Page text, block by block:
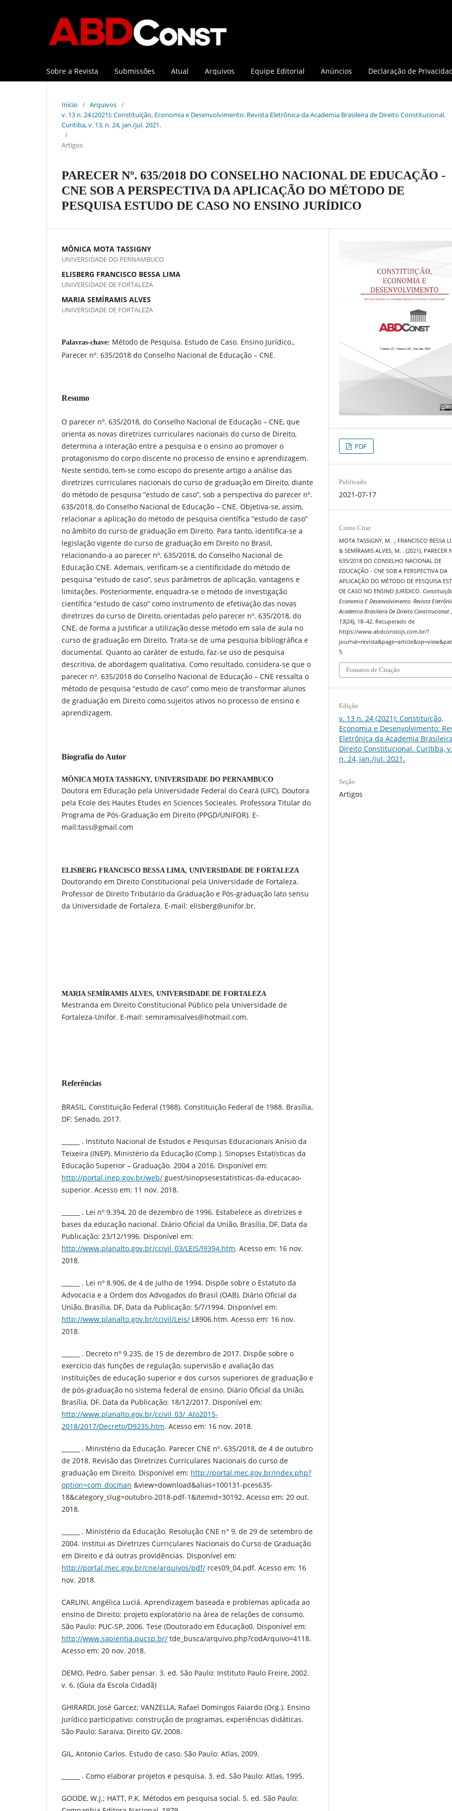
Sobre a Revista Submissões Atual Arquivos Equipe Editorial Anúncios Declaração de
Início / Arquivos /
v. 13 n. 24 (2021): Constituição, Economia e Desenvolvimento: Revista Eletrônica da Academia Brasileira de Direito Constitucional.
Curitiba, v. 13, n. 24, jan./jul. 2021.
/
Artigos
PARECER Nº. 635/2018 DO CONSELHO NACIONAL DE EDUCAÇÃO -
CNE SOB A PERSPECTIVA DA APLICAÇÃO DO MÉTODO DE
PESQUISA ESTUDO DE CASO NO ENSINO JURÍDICO
MÔNICA MOTA TASSIGNY
UNIVERSIDADE DO PERNAMBUCO
ELISBERG FRANCISCO BESSA LIMA
UNIVERSIDADE DE FORTALEZA
MARIA SEMÍRAMIS ALVES
UNIVERSIDADE DE FORTALEZA
Palavras-chave: Método de Pesquisa. Estudo de Caso. Ensino Jurídico.,
Parecer nº. 635/2018 do Conselho Nacional de Educação – CNE.
Resumo
O parecer nº. 635/2018, do Conselho Nacional de Educação – CNE, que
orienta as novas diretrizes curriculares nacionais do curso de Direito,
determina a interação entre a pesquisa e o ensino ao promover o
protagonismo do corpo discente no processo de ensino e aprendizagem.
Neste sentido, tem-se como escopo do presente artigo a análise das
diretrizes curriculares nacionais do curso de graduação em Direito, diante
do método de pesquisa “estudo de caso”, sob a perspectiva do parecer nº.
635/2018, do Conselho Nacional de Educação – CNE. Objetiva-se, assim,
relacionar a aplicação do método de pesquisa científica “estudo de caso”
no âmbito do curso de graduação em Direito. Para tanto, identifica-se a
legislação vigente do curso de graduação em Direito no Brasil,
relacionando-a ao parecer nº. 635/2018, do Conselho Nacional de
Educação CNE. Ademais, verificam-se a cientificidade do método de
pesquisa “estudo de caso”, seus parâmetros de aplicação, vantagens e
limitações. Posteriormente, enquadra-se o método de investigação
científica “estudo de caso” como instrumento de efetivação das novas
diretrizes do curso de Direito, orientadas pelo parecer nº. 635/2018, do
CNE, de forma a justificar a utilização desse método em sala de aula no
curso de graduação em Direito. Trata-se de uma pesquisa bibliográfica e
documental. Quanto ao caráter de estudo, faz-se uso de pesquisa
descritiva, de abordagem qualitativa. Como resultado, considera-se que o
parecer nº. 635/2018 do Conselho Nacional de Educação – CNE ressalta o
método de pesquisa “estudo de caso” como meio de transformar alunos
de graduação em Direito como sujeitos ativos no processo de ensino e
aprendizagem.
Biografia do Autor
MÔNICA MOTA TASSIGNY, UNIVERSIDADE DO PERNAMBUCO
Doutora em Educação pela Universidade Federal do Ceará (UFC). Doutora
pela Ecole des Hautes Etudes en Sciences Socieales. Professora Titular do
Programa de Pós-Graduação em Direito (PPGD/UNIFOR). E-
mail:tass@gmail.com
ELISBERG FRANCISCO BESSA LIMA, UNIVERSIDADE DE FORTALEZA
Doutorando em Direito Constitucional pela Universidade de Fortaleza.
Professor de Direito Tributário da Graduação e Pós-graduação lato sensu
da Universidade de Fortaleza. E-mail: elisberg@unifor.br.
MARIA SEMÍRAMIS ALVES, UNIVERSIDADE DE FORTALEZA
Mestranda em Direito Constitucional Público pela Universidade de
Fortaleza-Unifor. E-mail: semiramisalves@hotmail.com.
Referências
BRASIL. Constituição Federal (1988). Constituição Federal de 1988. Brasília,
DF: Senado, 2017.
______ . Instituto Nacional de Estudos e Pesquisas Educacionais Anísio da
Teixeira (INEP). Ministério da Educação (Comp.). Sinopses Estatísticas da
Educação Superior – Graduação. 2004 a 2016. Disponível em:
http://portal.inep.gov.br/web/ guest/sinopsesestatisticas-da-educacao-
superior. Acesso em: 11 nov. 2018.
______ . Lei nº 9.394, 20 de dezembro de 1996. Estabelece as diretrizes e
bases da educação nacional. Diário Oficial da União, Brasília, DF, Data da
Publicação: 23/12/1996. Disponível em:
http://www.planalto.gov.br/ccivil_03/LEIS/l9394.htm. Acesso em: 16 nov.
2018.
______ . Lei nº 8.906, de 4 de julho de 1994. Dispõe sobre o Estatuto da
Advocacia e a Ordem dos Advogados do Brasil (OAB). Diário Oficial da
União, Brasília, DF, Data da Publicação: 5/7/1994. Disponível em:
http://www.planalto.gov.br/ccivil/Leis/ L8906.htm. Acesso em: 16 nov.
2018.
______ . Decreto nº 9.235, de 15 de dezembro de 2017. Dispõe sobre o
exercício das funções de regulação, supervisão e avaliação das
instituições de educação superior e dos cursos superiores de graduação e
de pós-graduação no sistema federal de ensino. Diário Oficial da União,
Brasília, DF, Data da Publicação: 18/12/2017. Disponível em:
http://www.planalto.gov.br/ccivil_03/_Ato2015-
2018/2017/Decreto/D9235.htm. Acesso em: 16 nov. 2018.
______ . Ministério da Educação. Parecer CNE nº. 635/2018, de 4 de outubro
de 2018. Revisão das Diretrizes Curriculares Nacionais do curso de
graduação em Direito. Disponível em: http://portal.mec.gov.br/index.php?
option=com_docman &view=download&alias=100131-pces635-
18&category_slug=outubro-2018-pdf-1&Itemid=30192. Acesso em: 20 out.
2018.
______ . Ministério da Educação. Resolução CNE n° 9, de 29 de setembro de
2004. Institui as Diretrizes Curriculares Nacionais do Curso de Graduação
em Direito e dá outras providências. Disponível em:
http://portal.mec.gov.br/cne/arquivos/pdf/ rces09_04.pdf. Acesso em: 16
nov. 2018.
CARLINI, Angélica Luciá. Aprendizagem baseada e problemas aplicada ao
ensino de Direito: projeto exploratório na área de relações de consumo.
São Paulo: PUC-SP, 2006. Tese (Doutorado em Educação0. Disponível em:
http://www.sapientia.pucsp.br/ tde_busca/arquivo.php?codArquivo=4118.
Acesso em: 20 nov. 2018.
DEMO, Pedro. Saber pensar. 3. ed. São Paulo: Instituto Paulo Freire, 2002.
v. 6. (Guia da Escola Cidadã)
GHIRARDI, José Garcez; VANZELLA, Rafael Domingos Faiardo (Org.). Ensino
Jurídico participativo: construção de programas, experiências didáticas.
São Paulo: Saraiva, Direito GV, 2008.
GIL, Antonio Carlos. Estudo de caso. São Paulo: Atlas, 2009.
______ . Como elaborar projetos e pesquisa. 3. ed. São Paulo: Atlas, 1995.
GOODE, W.J.; HATT, P.K. Métodos em pesquisa social. 5. ed. São Paulo:
PDF
Publicado
2021-07-17
Como Citar
MOTA TASSIGNY, M. ., FRANCISCO BESSA
& SEMÍRAMIS ALVES, M. . (2021). PARECER
635/2018 DO CONSELHO NACIONAL DE
EDUCAÇÃO - CNE SOB A PERSPECTIVA DA
APLICAÇÃO DO MÉTODO DE PESQUISA
DE CASO NO ENSINO JURÍDICO.
Economia E Desenvolvimento: Revista
Academia Brasileira De Direito Constitucional,
13(24), 18–42. Recuperado de
https://www.abdconstojs.com.br/?
5
Fomatos de Citação
Edição
v. 13 n. 24 (2021): Constituição,
Economia e Desenvolvimento:
Eletrônica da Academia
Direito Constitucional. Curitiba,
n. 24, jan./jul. 2021.
Seção
Artigos